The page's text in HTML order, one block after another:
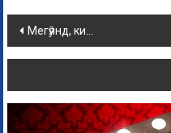
Мегӯянд, ки…